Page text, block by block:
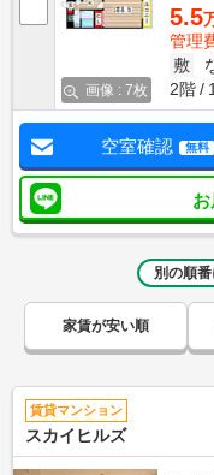
画像 : 7枚
5.5
管理
敷
2階
空室確認 無料
別の順
家賃が安い順
賃貸マンション
スカイヒルズ